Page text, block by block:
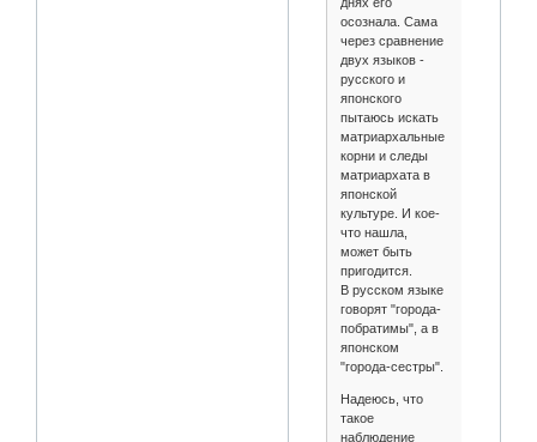
осознала. Сама
через сравнение
двух языков -
русского и
японского
пытаюсь искать
матриархальные
корни и следы
матриархата в
японской
культуре. И кое-
что нашла,
может быть
пригодится.
В русском языке
говорят "города-
побратимы", а в
японском
"города-сестры".
Надеюсь, что
такое
наблюдение